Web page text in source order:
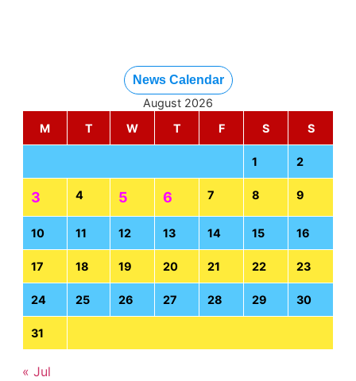
News Calendar
August 2026
M
T W T F S S
1 2
3 4 5 6 7 8 9
10 11 12 13 14 15 16
17 18 19 20 21 22 23
24 25 26 27 28 29 30
31
« Jul